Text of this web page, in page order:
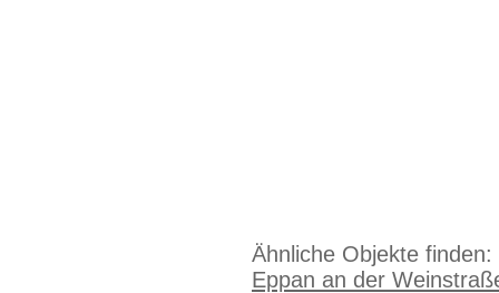
Ähnliche Objekte finden:
Eppan an der